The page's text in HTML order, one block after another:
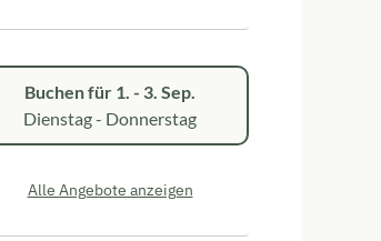
Buchen für 1. - 3. Sep.
Dienstag - Donnerstag
Alle Angebote anzeigen